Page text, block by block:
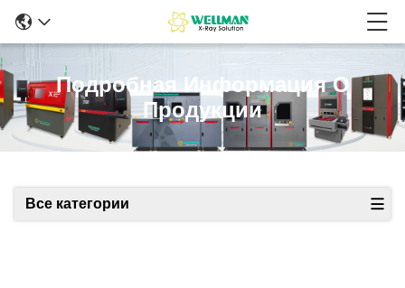
Подробная Информация О
Продукции
Все категории